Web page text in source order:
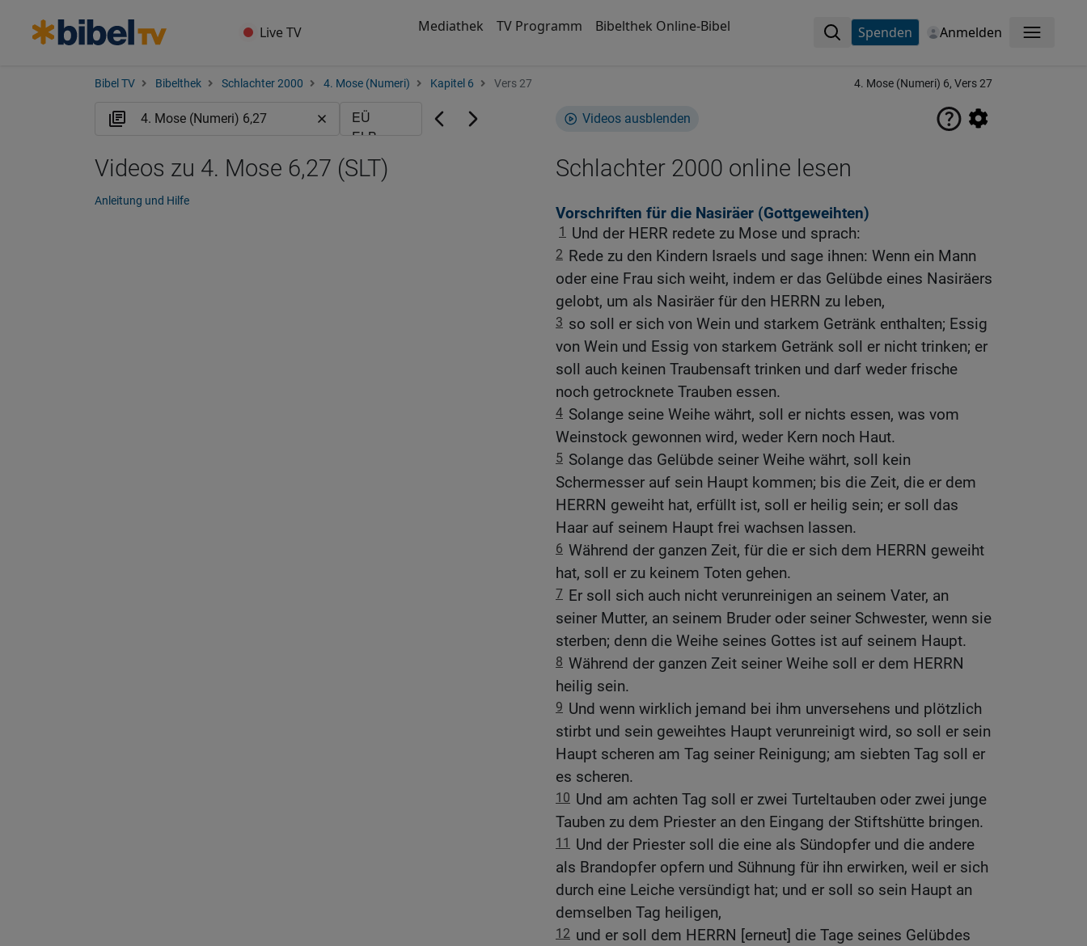
Live TV Mediathek TV Programm Bibelthek Online-Bibel Spenden Anmelden Menü
Bibel TV Bibelthek Schlachter 2000 4. Mose (Numeri) Kapitel 6 Vers 27 4. Mose (Numeri) 6, Vers 27
Videos ausblenden
Schlachter 2000 online lesen
Vorschriften für die Nasiräer (Gottgeweihten)
1 Und der HERR redete zu Mose und sprach:
2 Rede zu den Kindern Israels und sage ihnen: Wenn ein Mann
oder eine Frau sich weiht, indem er das Gelübde eines Nasiräers
gelobt, um als Nasiräer für den HERRN zu leben,
3 so soll er sich von Wein und starkem Getränk enthalten; Essig
von Wein und Essig von starkem Getränk soll er nicht trinken; er
soll auch keinen Traubensaft trinken und darf weder frische
noch getrocknete Trauben essen.
4 Solange seine Weihe währt, soll er nichts essen, was vom
Weinstock gewonnen wird, weder Kern noch Haut.
5 Solange das Gelübde seiner Weihe währt, soll kein
Schermesser auf sein Haupt kommen; bis die Zeit, die er dem
HERRN geweiht hat, erfüllt ist, soll er heilig sein; er soll das
Haar auf seinem Haupt frei wachsen lassen.
6 Während der ganzen Zeit, für die er sich dem HERRN geweiht
hat, soll er zu keinem Toten gehen.
7 Er soll sich auch nicht verunreinigen an seinem Vater, an
seiner Mutter, an seinem Bruder oder seiner Schwester, wenn sie
sterben; denn die Weihe seines Gottes ist auf seinem Haupt.
8 Während der ganzen Zeit seiner Weihe soll er dem HERRN
heilig sein.
9 Und wenn wirklich jemand bei ihm unversehens und plötzlich
stirbt und sein geweihtes Haupt verunreinigt wird, so soll er sein
Haupt scheren am Tag seiner Reinigung; am siebten Tag soll er
es scheren.
10 Und am achten Tag soll er zwei Turteltauben oder zwei junge
Tauben zu dem Priester an den Eingang der Stiftshütte bringen.
11
Und der Priester soll die eine als Sündopfer und die andere
als Brandopfer opfern und Sühnung für ihn erwirken, weil er sich
durch eine Leiche versündigt hat; und er soll so sein Haupt an
demselben Tag heiligen,
12 und er soll dem HERRN [erneut] die Tage seines Gelübdes
Videos zu 4. Mose 6,27 (SLT)
Anleitung und Hilfe